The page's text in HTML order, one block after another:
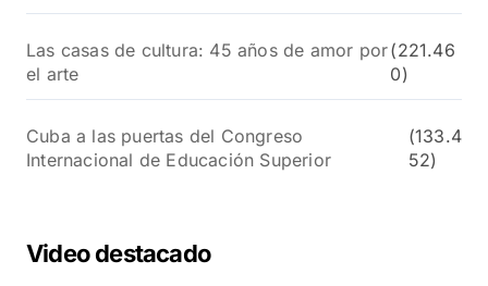
Las casas de cultura: 45 años de amor por
el arte
(221.46
0)
Cuba a las puertas del Congreso
Internacional de Educación Superior
(133.4
52)
Video destacado